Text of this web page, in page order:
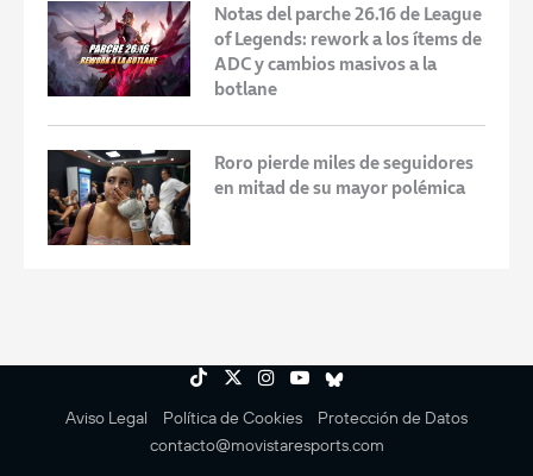
Notas del parche 26.16 de League
of Legends: rework a los ítems de
ADC y cambios masivos a la
botlane
Roro pierde miles de seguidores
en mitad de su mayor polémica
Aviso Legal Política de Cookies
Protección de Datos
contacto@movistaresports.com